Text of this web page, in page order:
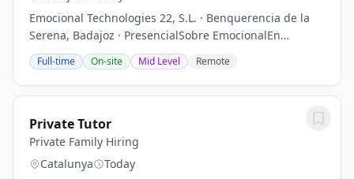
Emocional Technologies 22, S.L. · Benquerencia de la
Serena, Badajoz · PresencialSobre EmocionalEn
emocional.com somos un centro de psicología y
formación que combina lo mejor de la tecnología con
lo...
Full-time On-site Mid Level Remote
Private Tutor
Private Family Hiring
Catalunya
Today